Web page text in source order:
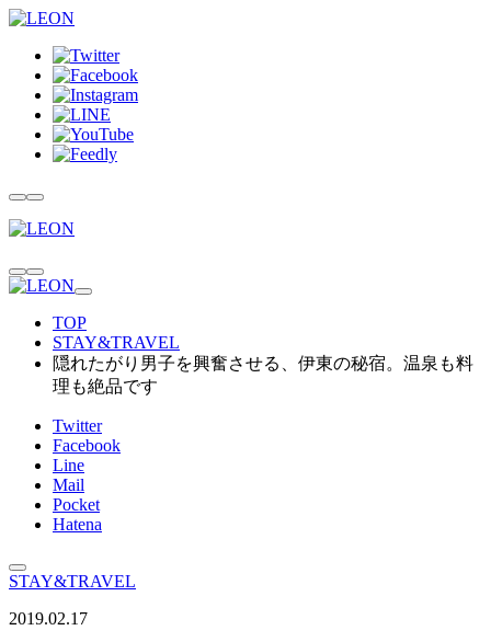
TOP
STAY&TRAVEL
隠れたがり男子を興奮させる、伊東の秘宿。温泉も料
理も絶品です
Twitter
Facebook
Line
Mail
Pocket
Hatena
STAY&TRAVEL
2019.02.17